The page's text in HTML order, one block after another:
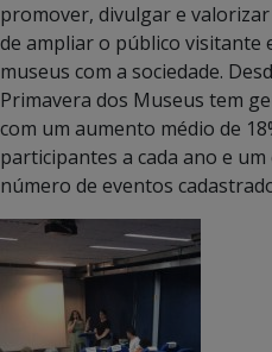
promover, divulgar e
de ampliar o público visitante
museus com a sociedade.
Primavera dos Museus tem
com um aumento médio de
participantes a cada ano e
número de eventos